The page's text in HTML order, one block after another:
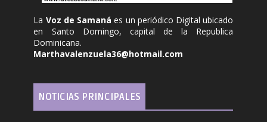
La Voz de Samanáes un periódico Digital ubicado
en Santo Domingo, capital de la Republica
Dominicana.
Marthavalenzuela36@hotmail.com
NOTICIAS PRINCIPALES